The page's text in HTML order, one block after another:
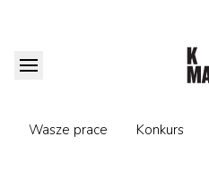
Wasze prace Konkurs